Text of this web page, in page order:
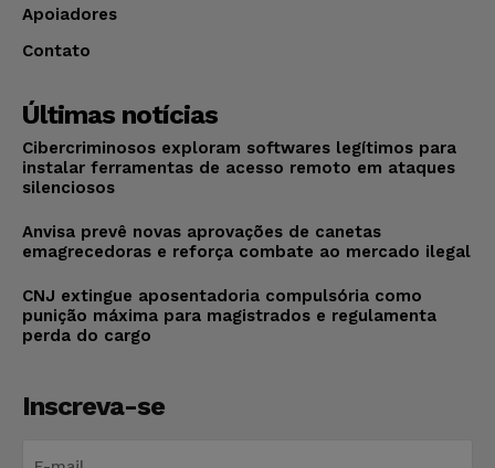
Apoiadores
Contato
Últimas notícias
Cibercriminosos exploram softwares legítimos para
instalar ferramentas de acesso remoto em ataques
silenciosos
Anvisa prevê novas aprovações de canetas
emagrecedoras e reforça combate ao mercado ilegal
CNJ extingue aposentadoria compulsória como
punição máxima para magistrados e regulamenta
perda do cargo
Inscreva-se